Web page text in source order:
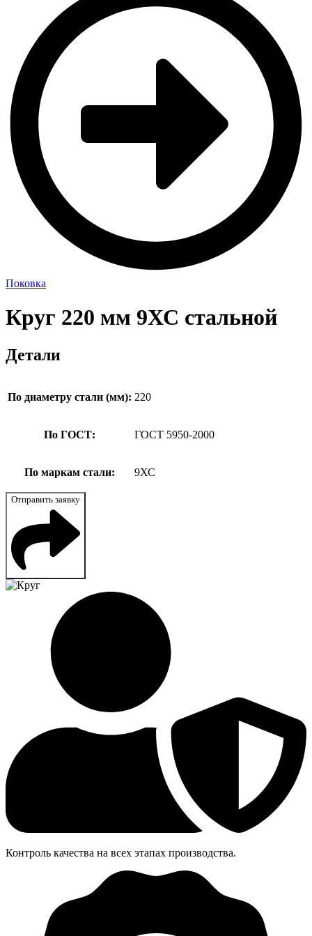
Поковка
Круг 220 мм 9ХС стальной
Детали
По диаметру стали (мм): 220
По ГОСТ: ГОСТ 5950-2000
По маркам стали: 9ХС
Отправить заявку
Контроль качества на всех этапах производства.